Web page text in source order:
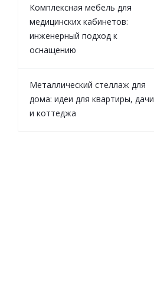
Комплексная мебель для
медицинских кабинетов:
инженерный подход к
оснащению
Металлический стеллаж для
дома: идеи для квартиры, дачи
и коттеджа